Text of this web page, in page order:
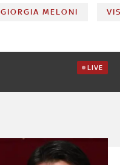
GIORGIA MELONI
LIVE